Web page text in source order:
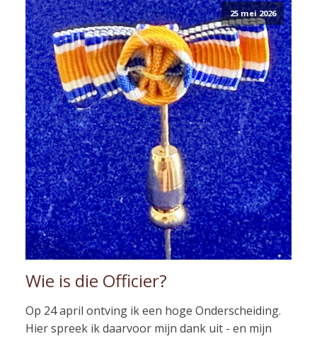
25 mei 2026
Wie is die Officier?
Op 24 april ontving ik een hoge Onderscheiding.
Hier spreek ik daarvoor mijn dank uit - en mijn